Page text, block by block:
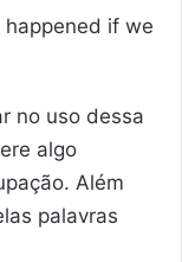
happened if we
no uso dessa
algo
Além
palavras